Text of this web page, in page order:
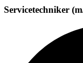
Servicetechniker